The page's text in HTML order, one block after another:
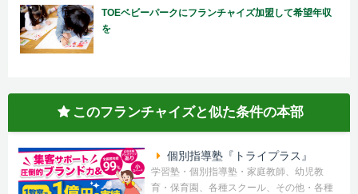
TOEベビーパークにフランチャイズ加盟して希望年収
を
このフランチャイズと似た条件の本部
個別指導塾『トライプラス』
学習塾・個別指導塾・家庭教師、幼児教
育・保育園、各種スクール、その他・各種